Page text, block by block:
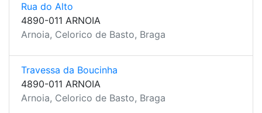
Rua do Alto
4890-011 ARNOIA
Arnoia, Celorico de Basto, Braga
Travessa da Boucinha
4890-011 ARNOIA
Arnoia, Celorico de Basto, Braga